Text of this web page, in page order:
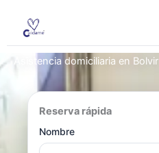
contenido
Asistencia domiciliaria en Bolvir
Reserva rápida
Nombre